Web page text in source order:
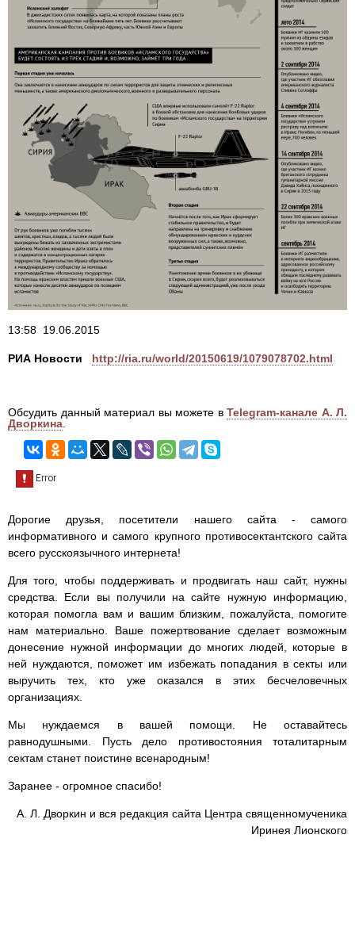
13:58 19.06.2015
РИА Новости http://ria.ru/world/20150619/1079078702.html
Обсудить данный материал вы можете в Telegram-канале А. Л.
Дворкина.
Дорогие друзья, посетители нашего сайта - самого
информативного и самого крупного противосектантского сайта
всего русскоязычного интернета!
Для того, чтобы поддерживать и продвигать наш сайт, нужны
средства. Если вы получили на сайте нужную информацию,
которая помогла вам и вашим близким, пожалуйста, помогите
нам материально. Ваше пожертвование сделает возможным
донесение нужной информации до многих людей, которые в
ней нуждаются, поможет им избежать попадания в секты или
выручить тех, кто уже оказался в этих бесчеловечных
организациях.
Мы нуждаемся в вашей помощи. Не оставайтесь
равнодушными. Пусть дело противостояния тоталитарным
сектам станет поистине всенародным!
Заранее - огромное спасибо!
А. Л. Дворкин и вся редакция сайта Центра священномученика
Иринея Лионского